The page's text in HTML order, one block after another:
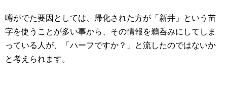
噂がでた要因としては、帰化された方が「新井」という苗
字を使うことが多い事から、その情報を鵜呑みにしてしま
っている人が、「ハーフですか？」と流したのではないか
と考えられます。